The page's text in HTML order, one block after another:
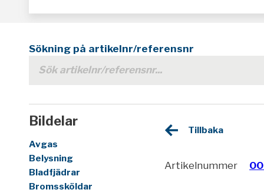
Sökning på artikelnr/referensnr
Bildelar
Avgas
Belysning
Bladfjädrar
Bromssköldar
Tillbaka
Artikelnummer